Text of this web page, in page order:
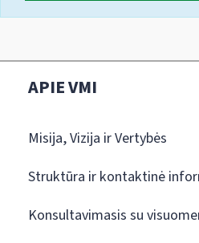
APIE VMI
Misija, Vizija ir Vertybės
Struktūra ir kontaktinė
Konsultavimasis su